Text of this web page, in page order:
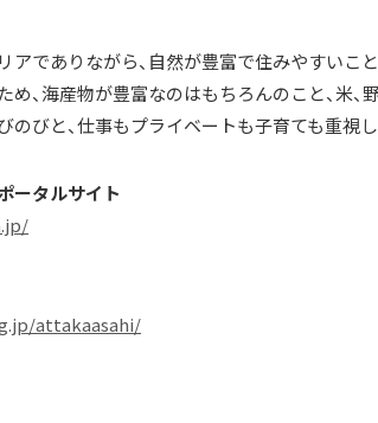
アでありながら、自然が豊富で住みやすいこ
め、海産物が豊富なのはもちろんのこと、米
のびと、仕事もプライベートも子育ても重視
ータルサイト
attakaasahi/